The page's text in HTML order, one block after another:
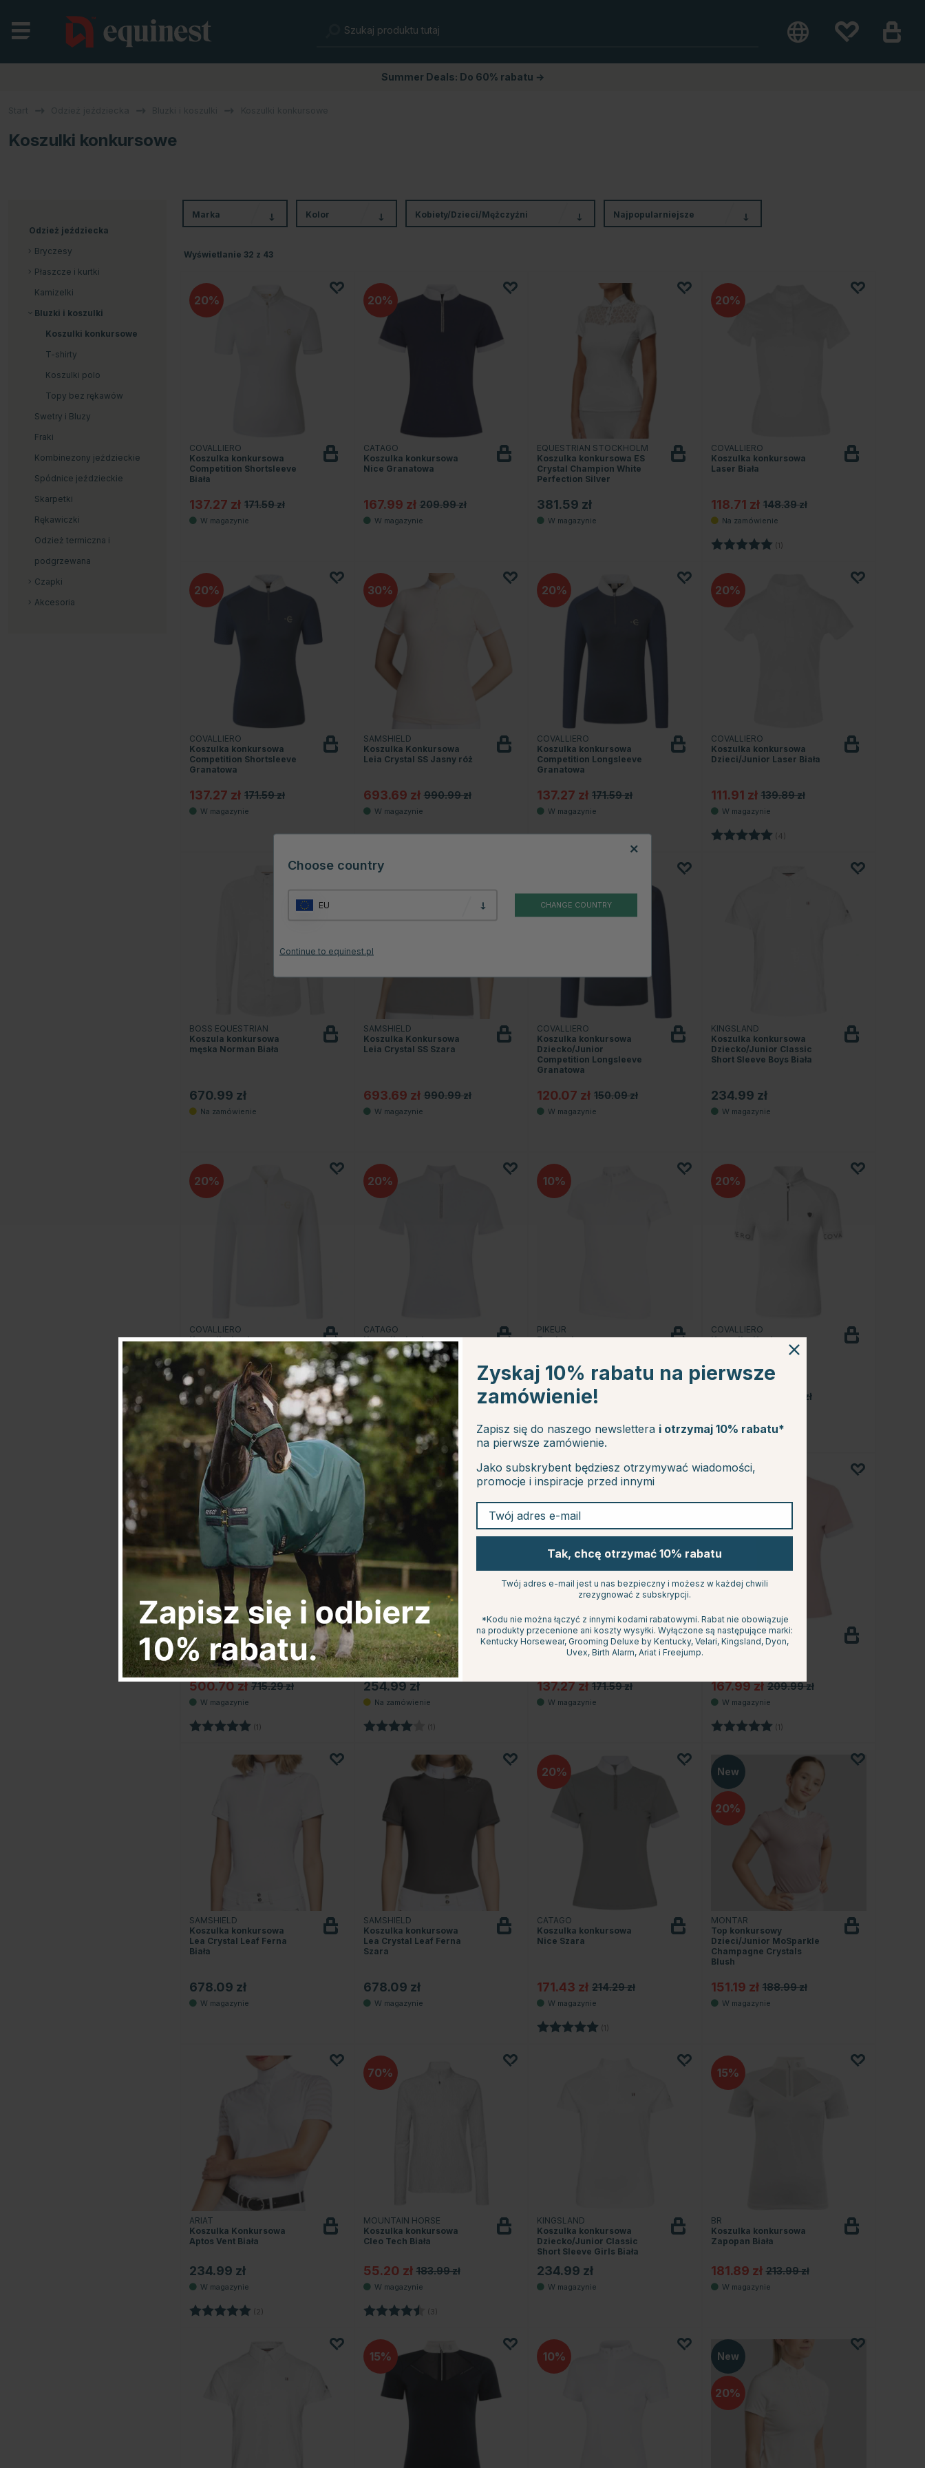
Summer Deals: Do 60% rabatu →
Koszulki konkursowe
Odzież jeździecka
Bryczesy
Płaszcze i kurtki
Kamizelki
Bluzki i koszulki
Koszulki konkursowe
T-shirty
Koszulki polo
Topy bez rękawów
Swetry i Bluzy
Fraki
Kombinezony jeździeckie
Spódnice jeździeckie
Skarpetki
Rękawiczki
Odzież termiczna i
podgrzewana
Czapki
Akcesoria
Marka Kolor Kobiety/Dzieci/Mężczyźni Najpopularniejsze
Wyświetlanie 32 z 43
20
COVALLIERO
Koszulka konkursowa
Competition Shortsleeve
Biała
137.27 zł 171.59 zł
20
CATAGO
Koszulka konkursowa
Nice Granatowa
167.99 zł 209.99 zł
EQUESTRIAN STOCKHOLM
Koszulka konkursowa ES
Crystal Champion White
Perfection Silver
381.59 zł
20
COVALLIERO
Koszulka konkursowa
Laser Biała
118.71 zł 148.39 zł
Ocena: (1)
20
COVALLIERO
Koszulka konkursowa
Competition Shortsleeve
Granatowa
137.27 zł 171.59 zł
30
SAMSHIELD
Koszulka Konkursowa
Leia Crystal SS Jasny róż
693.69 zł 990.99 zł
20
COVALLIERO
Koszulka konkursowa
Competition Longsleeve
Granatowa
137.27 zł 171.59 zł
20
COVALLIERO
Koszulka konkursowa
Dzieci/Junior Laser Biała
111.91 zł 139.89 zł
Ocena: (4)
BOSS EQUESTRIAN
Koszula konkursowa
męska Norman Biała
670.99 zł
SAMSHIELD
Koszulka Konkursowa
Leia Crystal SS Szara
693.69 zł 990.99 zł
COVALLIERO
Koszulka konkursowa
Dziecko/Junior
Competition Longsleeve
Granatowa
120.07 zł 150.09 zł
KINGSLAND
Koszulka konkursowa
Dziecko/Junior Classic
Short Sleeve Boys Biała
234.99 zł
20
COVALLIERO
Koszulka konkursowa
Dziecko/Junior
Competition Longsleeve
Biała
120.07 zł 150.09 zł
20
CATAGO
Koszulka konkursowa
Nice biała
171.43 zł 214.29 zł
10
PIKEUR
Top konkursowy
303.29 zł
20
COVALLIERO
Koszulka Konkursowa
170.99 zł
30
SAMSHIELD
Top konkursowy Lily
Boreal Granatowy
500.70 zł 715.29 zł
Ocena: (1)
KINGSLAND
Koszula konkursowa
Classic Short Sleeve
Biała
254.99 zł
Ocena: (1)
20
COVALLIERO
Koszulka konkursowa
Competition Longsleeve
137.27 zł 171.59 zł
CATAGO
Koszulka konkursowa
167.99 zł 209.99 zł
Ocena: (1)
SAMSHIELD
Koszulka konkursowa
Lea Crystal Leaf Ferna
Biała
678.09 zł
SAMSHIELD
Koszulka konkursowa
Lea Crystal Leaf Ferna
Szara
678.09 zł
20
CATAGO
Koszulka konkursowa
Nice Szara
171.43 zł 214.29 zł
Ocena: (1)
New
20
MONTAR
Top konkursowy
Dzieci/Junior MoSparkle
Champagne Crystals
Blush
151.19 zł 188.99 zł
ARIAT
Koszulka Konkursowa
Aptos Vent Biała
234.99 zł
Ocena: (2)
70
MOUNTAIN HORSE
Koszulka konkursowa
Cleo Tech Biała
55.20 zł 183.99 zł
Ocena: (3)
KINGSLAND
Koszulka konkursowa
Dziecko/Junior Classic
Short Sleeve Girls Biała
234.99 zł
15
BR
Koszulka konkursowa
Zapopan Biała
181.89 zł 213.99 zł
15 10 New
20
Choose country
EU CHANGE COUNTRY
Continue to equinest.pl
Zyskaj 10% rabatu na pierwsze
zamówienie!
Zapisz się do naszego newslettera i otrzymaj 10% rabatu*
na pierwsze zamówienie.
Jako subskrybent będziesz otrzymywać wiadomości,
promocje i inspiracje przed innymi
Twój adres e-mail
Tak, chcę otrzymać 10% rabatu
Twój adres e-mail jest u nas bezpieczny i możesz w każdej chwili
zrezygnować z subskrypcji.
*Kodu nie można łączyć z innymi kodami rabatowymi. Rabat nie obowiązuje
na produkty przecenione ani koszty wysyłki. Wyłączone są następujące marki:
Kentucky Horsewear, Grooming Deluxe by Kentucky, Velari, Kingsland, Dyon,
Uvex, Birth Alarm, Ariat i Freejump.